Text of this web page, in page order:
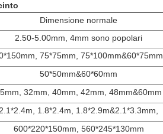
Dimensione normale
2.50-5.00mm, 4mm sono popolari
75*75mm, 75*100mm&60*75mm
50*50mm&60*60mm
32mm, 40mm, 42mm, 48mm&60mm
2.1*2.4m, 1.8*2.4m, 1.8*2.9m&2.1*3.3mm,
600*220*150mm, 560*245*130mm